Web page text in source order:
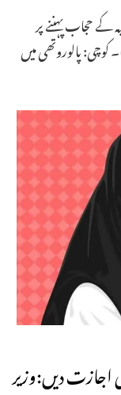
حجاب پہننے پر
کوچی: پالوروتھی میں
اجازت دیں:وزیر